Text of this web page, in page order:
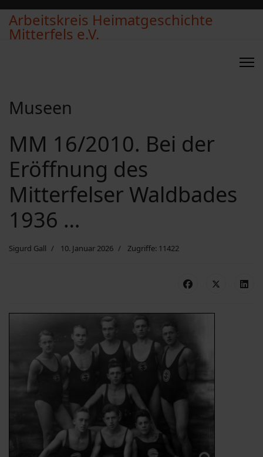
Arbeitskreis Heimatgeschichte
Mitterfels e.V.
Museen
MM 16/2010. Bei der
Eröffnung des
Mitterfelser Waldbades
1936 …
Sigurd Gall 10. Januar 2026 Zugriffe: 11422